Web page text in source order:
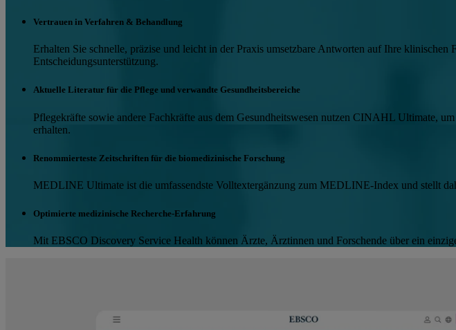
Vertrauen in Verfahren & Behandlung
Erhalten Sie schnelle, präzise und leicht in der Praxis umsetzbare Antworten auf Ihre
Entscheidungsunterstützung.
Aktuelle Literatur für die Pflege und verwandte Gesundheitsbereiche
Pflegekräfte sowie andere Fachkräfte aus dem Gesundheitswesen nutzen CINAHL Ultimate,
erhalten.
Renommierteste Zeitschriften für die biomedizinische Forschung
MEDLINE Ultimate ist die umfassendste Volltextergänzung zum MEDLINE-Index und stellt
Optimierte medizinische Recherche-Erfahrung
Mit EBSCO Discovery Service Health können Ärzte, Ärztinnen und Forschende über ein